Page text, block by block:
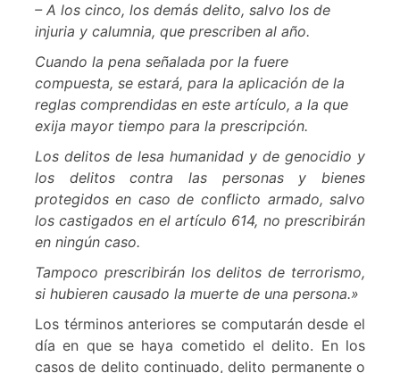
– A los cinco, los demás delito, salvo los de
injuria y calumnia, que prescriben al año.
Cuando la pena señalada por la fuere
compuesta, se estará, para la aplicación de la
reglas comprendidas en este artículo, a la que
exija mayor tiempo para la prescripción.
Los delitos de lesa humanidad y de genocidio y
los delitos contra las personas y bienes
protegidos en caso de conflicto armado, salvo
los castigados en el artículo 614, no prescribirán
en ningún caso.
Tampoco prescribirán los delitos de terrorismo,
si hubieren causado la muerte de una persona.»
Los términos anteriores se computarán desde el
día en que se haya cometido el delito. En los
casos de delito continuado, delito permanente o